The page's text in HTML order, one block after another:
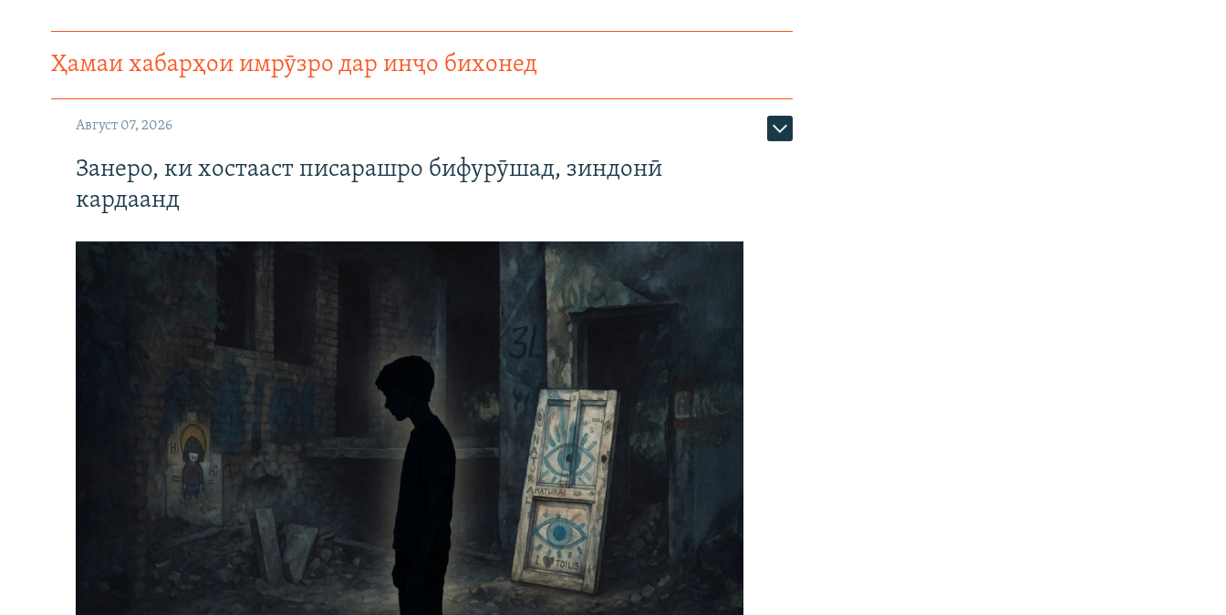
Ҳамаи хабарҳои имрӯзро дар инҷо бихонед
Август 07, 2026
Занеро, ки хостааст писарашро бифурӯшад, зиндонӣ
кардаанд